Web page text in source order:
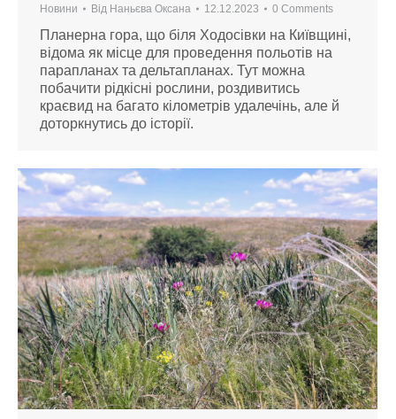
Новини Від Наньєва Оксана 12.12.2023 0 Comments
Планерна гора, що біля Ходосівки на Київщині,
відома як місце для проведення польотів на
парапланах та дельтапланах. Тут можна
побачити рідкісні рослини, роздивитись
краєвид на багато кілометрів удалечінь, але й
доторкнутись до історії.